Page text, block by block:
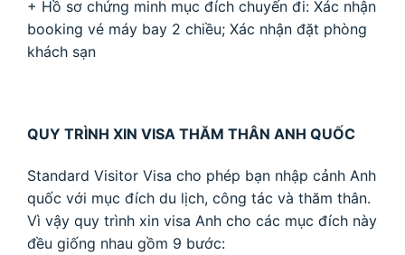
+ Hồ sơ chứng minh mục đích chuyến đi: Xác nhận
booking vé máy bay 2 chiều; Xác nhận đặt phòng
khách sạn
QUY TRÌNH XIN VISA THĂM THÂN ANH QUỐC
Standard Visitor Visa cho phép bạn nhập cảnh Anh
quốc với mục đích du lịch, công tác và thăm thân.
Vì vậy quy trình xin visa Anh cho các mục đích này
đều giống nhau gồm 9 bước: